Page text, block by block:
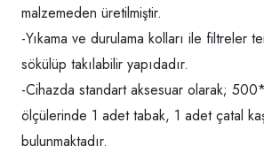
malzemeden üretilmiştir.
-Yıkama ve durulama kolları ile filtreler
sökülüp takılabilir yapıdadır.
-Cihazda standart aksesuar olarak;
ölçülerinde 1 adet tabak, 1 adet çatal
bulunmaktadır.